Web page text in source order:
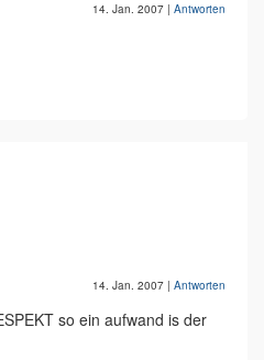
14. Jan. 2007 | Antworten
14. Jan. 2007 | Antworten
so ein aufwand is der